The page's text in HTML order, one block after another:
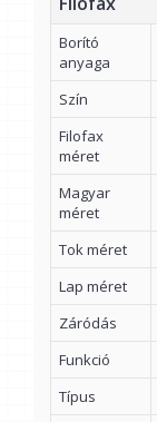
Borító
anyaga
Szín
Filofax
méret
Magyar
méret
Tok méret
Lap méret
Záródás
Funkció
Típus